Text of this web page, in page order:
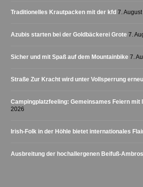
Traditionelles Krautpacken mit der kfd 7.
Azubis starten bei der Goldbäckerei Grote 7.
Sicher und mit Spaß auf dem Mountainbike 7.
Straße Zur Kracht wird unter Vollsperrung
Campingplatzfeeling: Gemeinsames Feiern mit
2026
Irish-Folk in der Höhle bietet internationales
Ausbreitung der hochallergenen Beifuß-